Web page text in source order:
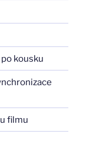
kousku
filmu